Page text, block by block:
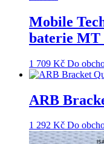
Mobile
baterie MT
1 709 Kč Do
ARB
1 292 Kč Do